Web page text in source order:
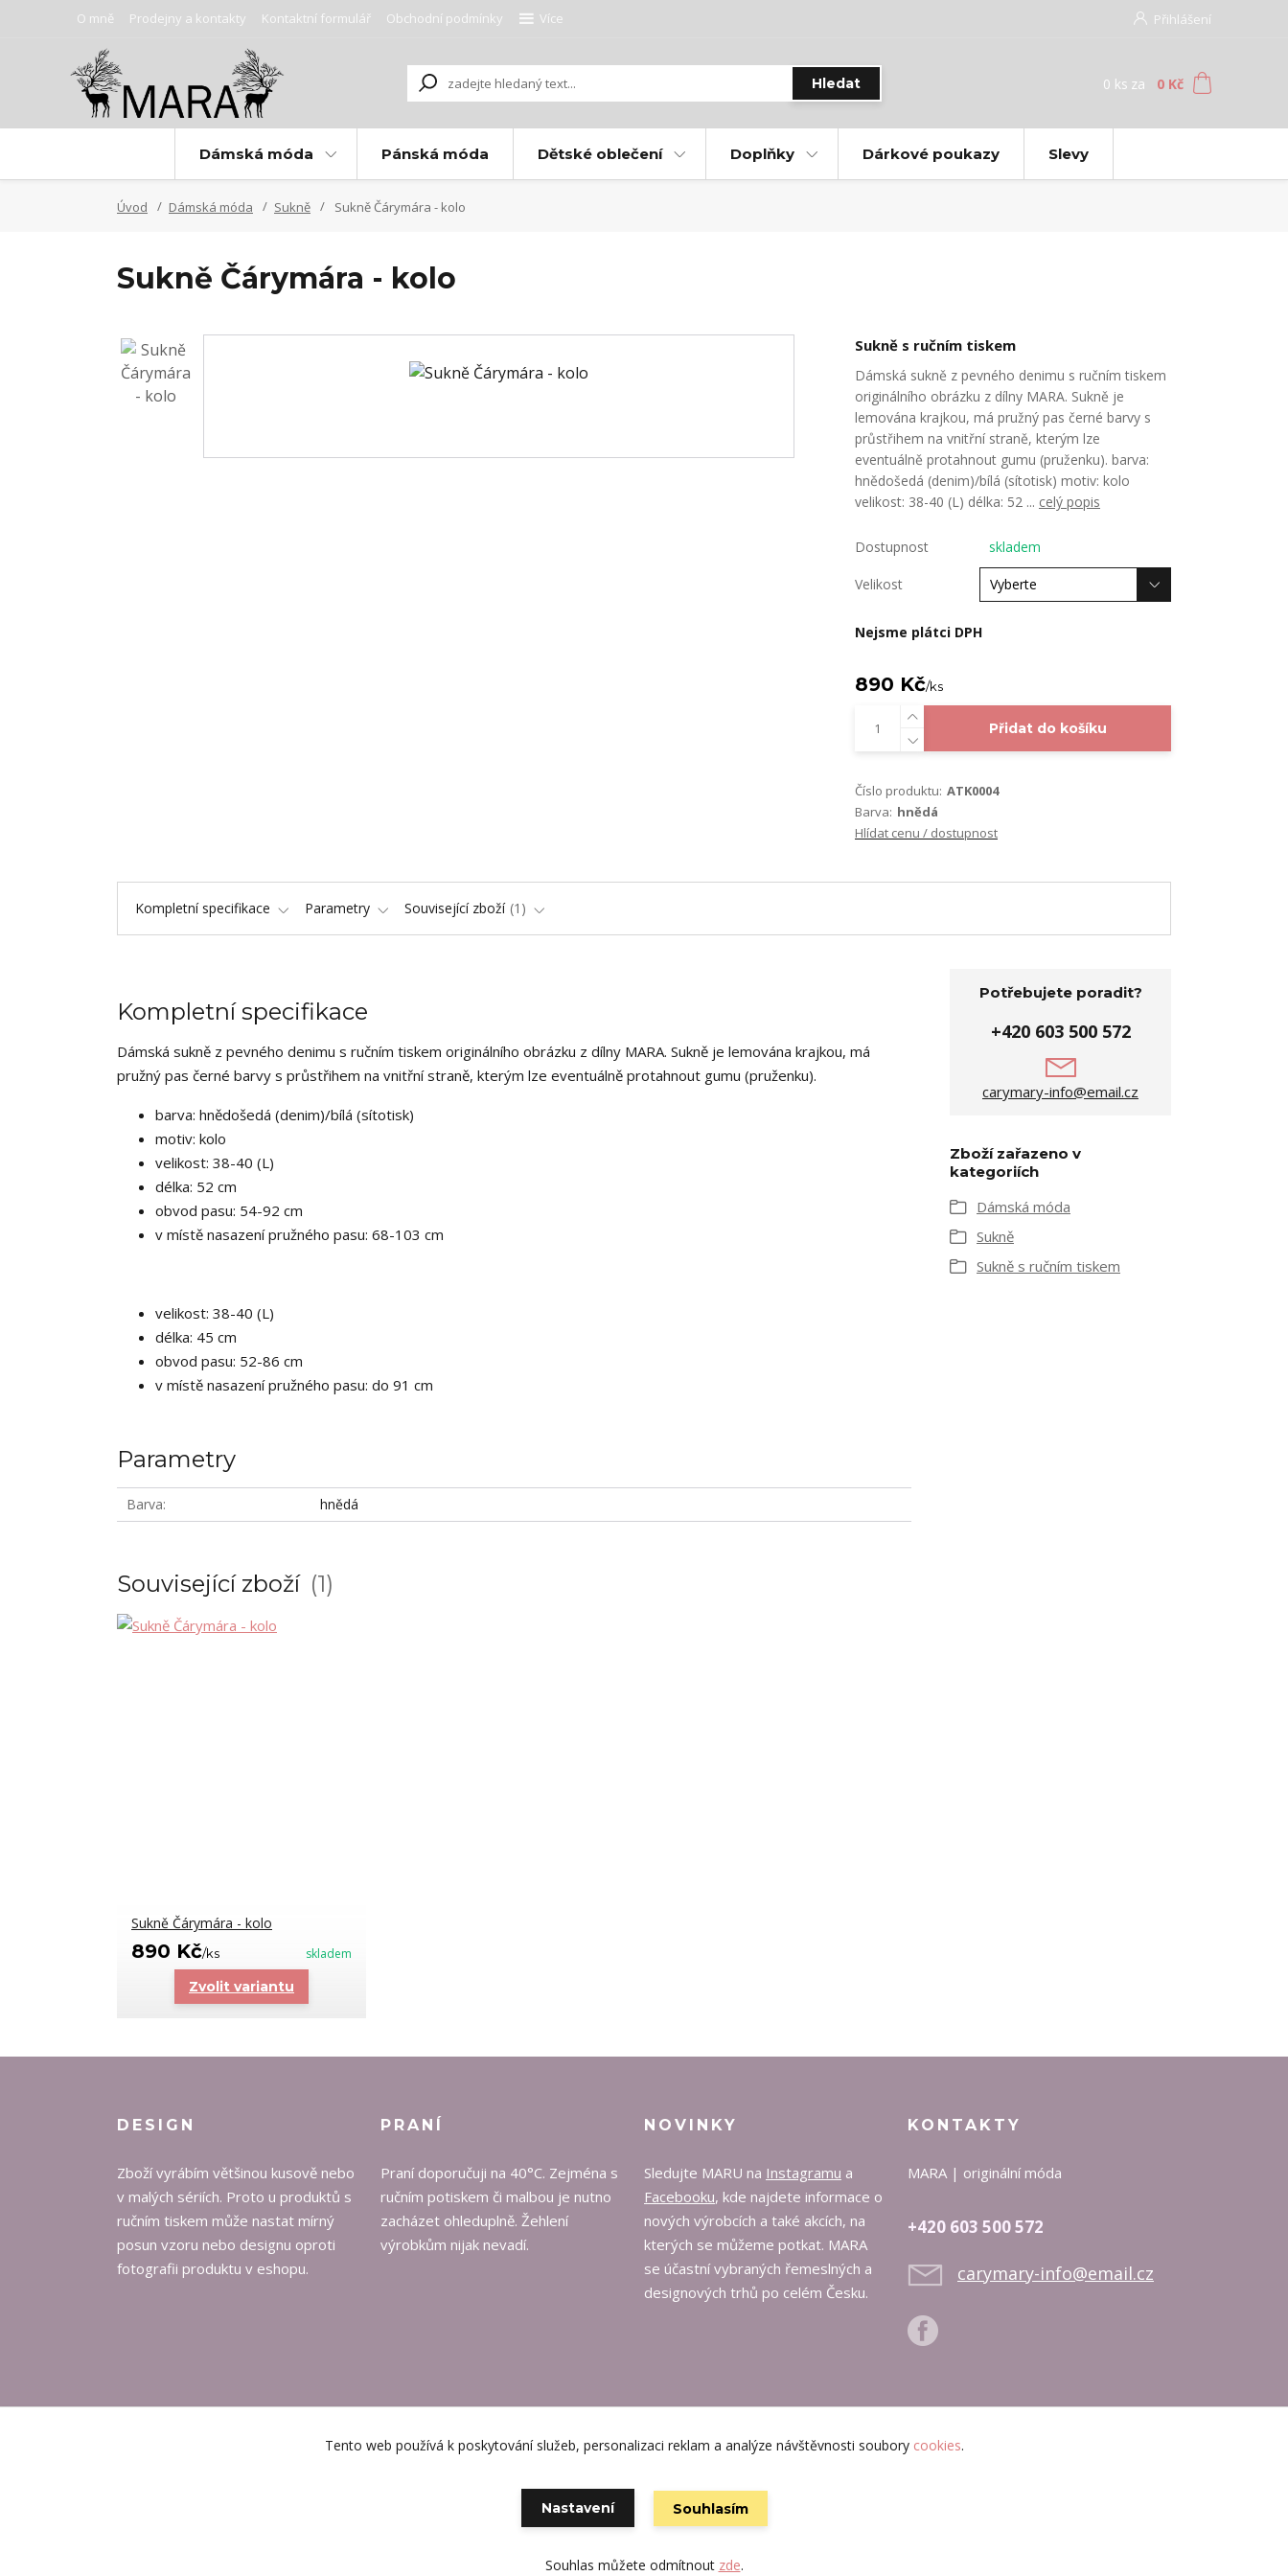
O mně Prodejny a kontakty Kontaktní formulář Obchodní podmínky Více Přihlášení
Hledat 0 ks za 0 Kč
Dámská móda Pánská móda Dětské oblečení Doplňky Dárkové poukazy Slevy
Úvod Dámská móda Sukně Sukně Čárymára - kolo
Sukně Čárymára - kolo
Sukně s ručním tiskem
Dámská sukně z pevného denimu s ručním tiskem
originálního obrázku z dílny MARA. Sukně je
lemována krajkou, má pružný pas černé barvy s
průstřihem na vnitřní straně, kterým lze
eventuálně protahnout gumu (pruženku). barva:
hnědošedá (denim)/bílá (sítotisk) motiv: kolo
velikost: 38-40 (L) délka: 52 ... celý popis
Dostupnost skladem
Velikost
Nejsme plátci DPH
890 Kč/ks
Přidat do košíku
Číslo produktu: ATK0004
Barva: hnědá
Hlídat cenu / dostupnost
Kompletní specifikace Parametry Související zboží 1
Kompletní specifikace
Dámská sukně z pevného denimu s ručním tiskem originálního obrázku z dílny MARA. Sukně je lemována krajkou, má
pružný pas černé barvy s průstřihem na vnitřní straně, kterým lze eventuálně protahnout gumu (pruženku).
barva: hnědošedá (denim)/bílá (sítotisk)
motiv: kolo
velikost: 38-40 (L)
délka: 52 cm
obvod pasu: 54-92 cm
v místě nasazení pružného pasu: 68-103 cm
velikost: 38-40 (L)
délka: 45 cm
obvod pasu: 52-86 cm
v místě nasazení pružného pasu: do 91 cm
Parametry
Barva hnědá
Potřebujete poradit?
+420 603 500 572
carymary-info@email.cz
Zboží zařazeno v
kategoriích
Dámská móda
Sukně
Sukně s ručním tiskem
Související zboží 1
Sukně Čárymára - kolo
890 Kč/ks skladem
Zvolit variantu
DESIGN
Zboží vyrábím většinou kusově nebo
v malých sériích. Proto u produktů s
ručním tiskem může nastat mírný
posun vzoru nebo designu oproti
fotografii produktu v eshopu.
PRANÍ
Praní doporučuji na 40°C. Zejména s
ručním potiskem či malbou je nutno
zacházet ohleduplně. Žehlení
výrobkům nijak nevadí.
NOVINKY
Sledujte MARU na Instagramu a
Facebooku, kde najdete informace o
nových výrobcích a také akcích, na
kterých se můžeme potkat. MARA
se účastní vybraných řemeslných a
designových trhů po celém Česku.
KONTAKTY
MARA | originální móda
+420 603 500 572
carymary-info@email.cz
Tento web používá k poskytování služeb, personalizaci reklam a analýze návštěvnosti soubory cookies.
Nastavení Souhlasím
Souhlas můžete odmítnout zde.